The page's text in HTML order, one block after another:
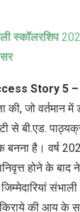
स्कॉलरशिप
Story 5
की,जो वर्तमान
से बी.एड.
बनना है। वर्ष
होने के बाद
की आय के